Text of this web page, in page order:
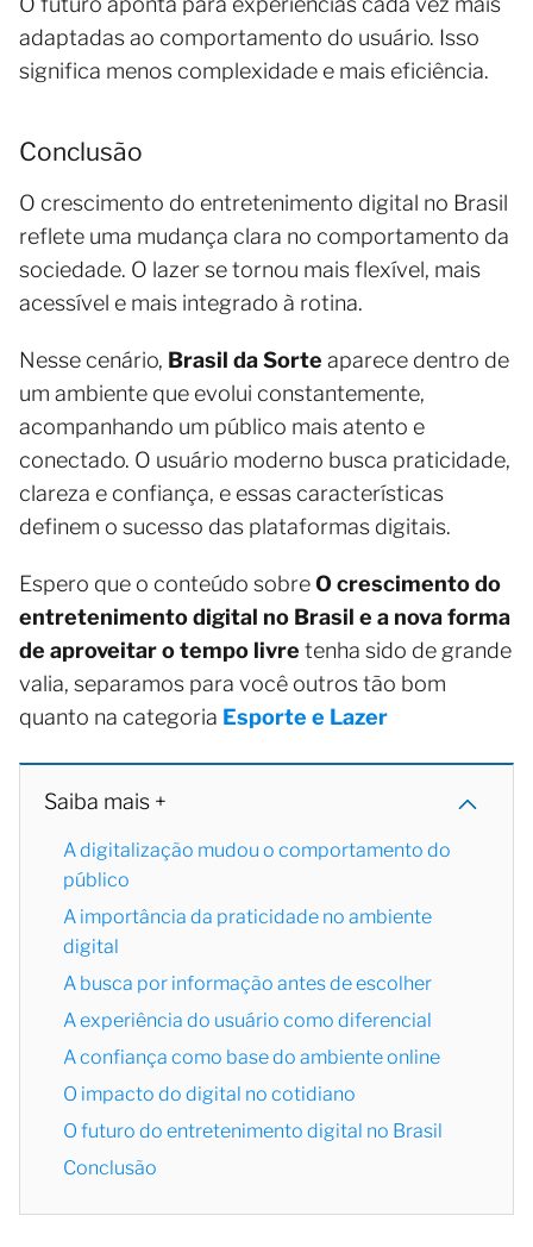
adaptadas ao comportamento do usuário. Isso
significa menos complexidade e mais eficiência.
Conclusão
O crescimento do entretenimento digital no Brasil
reflete uma mudança clara no comportamento da
sociedade. O lazer se tornou mais flexível, mais
acessível e mais integrado à rotina.
Nesse cenário, Brasil da Sorte aparece dentro de
um ambiente que evolui constantemente,
acompanhando um público mais atento e
conectado. O usuário moderno busca praticidade,
clareza e confiança, e essas características
definem o sucesso das plataformas digitais.
Espero que o conteúdo sobreO crescimento do
entretenimento digital no Brasil e a nova forma
de aproveitar o tempo livre tenha sido de grande
valia, separamos para você outros tão bom
quanto na categoria Esporte e Lazer
Saiba mais +
A digitalização mudou o comportamento do
público
A importância da praticidade no ambiente
digital
A busca por informação antes de escolher
A experiência do usuário como diferencial
A confiança como base do ambiente online
O impacto do digital no cotidiano
O futuro do entretenimento digital no Brasil
Conclusão